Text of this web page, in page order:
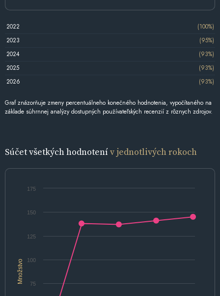
2022
(100%)
2023
(95%)
2024
(93%)
2025
(93%)
2026
(93%)
Graf znázorňuje zmeny percentuálneho konečného hodnotenia, vypočítaného na
základe súhrnnej analýzy dostupných používateľských recenzií z rôznych zdrojov.
Súčet všetkých hodnotenív jednotlivých rokoch
Množstvo 75
100
125
150
175